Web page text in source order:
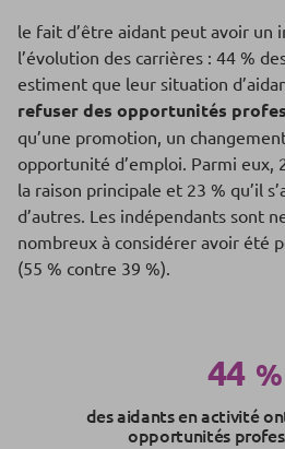
le fait d’être aidant peut avoir un
l’évolution des carrières : 44 %
estiment que leur situation
refuser des opportunités
qu’une promotion, un
opportunité d’emploi. Parmi eux,
la raison principale et 23 % qu’il
d’autres. Les indépendants sont
nombreux à considérer avoir été
(55 % contre 39 %).
44 %
des aidants en activité
opportunités